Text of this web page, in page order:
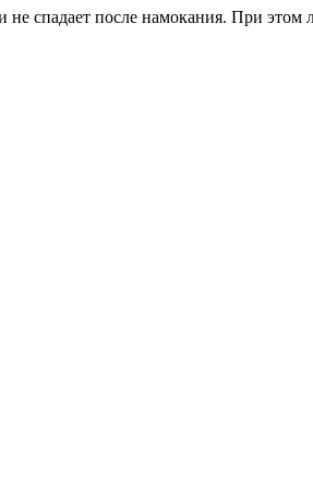
не спадает после намокания. При